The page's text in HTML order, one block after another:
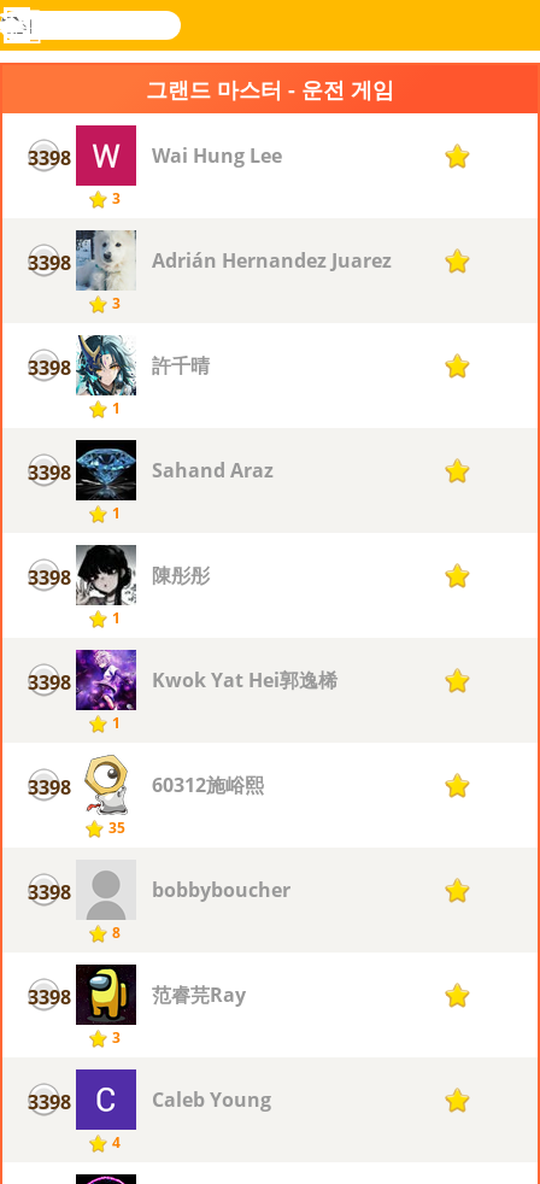
Novel
검
색
로그
메
뉴
그랜드 마스터 - 운전 게임
3398
3
Wai Hung Lee 1
3398
3
Adrián Hernandez Juarez 1
3398
1
許千晴 1
3398
1
Sahand Araz 1
3398
1
陳彤彤 1
3398
1
Kwok Yat Hei郭逸桸 1
3398
35
60312施峪熙 1
3398
8
bobbyboucher 1
3398
3
范睿芫Ray 1
3398
4
Caleb Young 1